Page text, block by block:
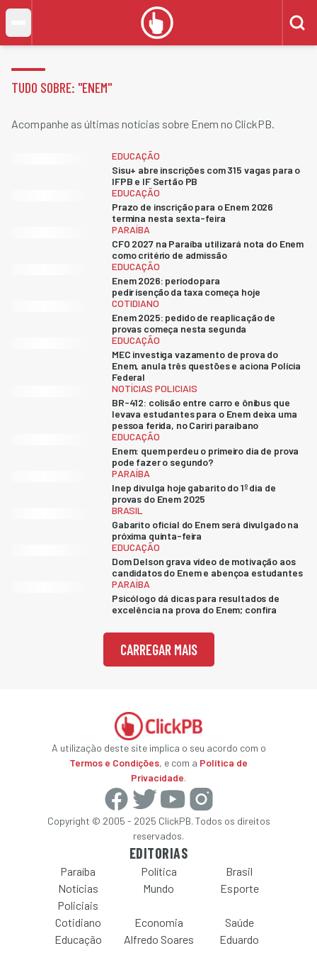
TUDO SOBRE: "ENEM"
Acompanhe as últimas notícias sobre Enem no ClickPB.
EDUCAÇÃO
Sisu+ abre inscrições com 315 vagas para o
IFPB e IF Sertão PB
EDUCAÇÃO
Prazo de inscrição para o Enem 2026
termina nesta sexta-feira
PARAÍBA
CFO 2027 na Paraíba utilizará nota do Enem
como critério de admissão
EDUCAÇÃO
Enem 2026: período para
pedir isenção da taxa começa hoje
COTIDIANO
Enem 2025: pedido de reaplicação de
provas começa nesta segunda
EDUCAÇÃO
MEC investiga vazamento de prova do
Enem, anula três questões e aciona Polícia
Federal
NOTÍCIAS POLICIAIS
BR-412: colisão entre carro e ônibus que
levava estudantes para o Enem deixa uma
pessoa ferida, no Cariri paraibano
EDUCAÇÃO
Enem: quem perdeu o primeiro dia de prova
pode fazer o segundo?
PARAÍBA
Inep divulga hoje gabarito do 1º dia de
provas do Enem 2025
BRASIL
Gabarito oficial do Enem será divulgado na
próxima quinta-feira
EDUCAÇÃO
Dom Delson grava vídeo de motivação aos
candidatos do Enem e abençoa estudantes
PARAÍBA
Psicólogo dá dicas para resultados de
excelência na prova do Enem; confira
CARREGAR MAIS
A utilização deste site implica o seu acordo com o
Termos e Condições, e com a Política de
Privacidade.
Copyright © 2005 - 2025 ClickPB. Todos os direitos
reservados.
EDITORIAS
Paraíba Política
Brasil
Notícias
Policiais
Mundo Esporte
Cotidiano Economia
Saúde
Educação
Alfredo Soares
Eduardo